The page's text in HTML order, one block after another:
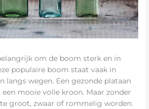
om de boom sterk en in
populaire boom staat vaak in
langs wegen. Een gezonde plataan
mooie volle kroon. Maar zonder
groot, zwaar of rommelig worden.